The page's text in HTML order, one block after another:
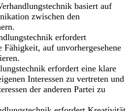
basiert auf
zwischen den
erfordert
auf unvorhergesehene
erfordert eine klare
Interessen zu vertreten und
der anderen Partei zu